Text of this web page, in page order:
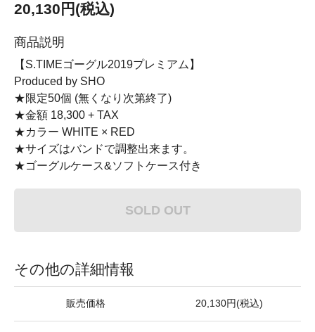
20,130円(税込)
商品説明
【S.TIMEゴーグル2019プレミアム】
Produced by SHO
★限定50個 (無くなり次第終了)
★金額 18,300 + TAX
★カラー WHITE × RED
★サイズはバンドで調整出来ます。
★ゴーグルケース&ソフトケース付き
SOLD OUT
その他の詳細情報
販売価格 20,130円(税込)